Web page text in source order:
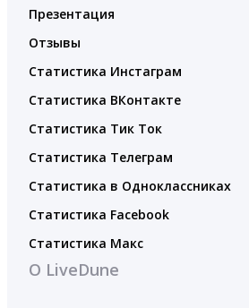
Презентация
Отзывы
Статистика Инстаграм
Статистика ВКонтакте
Статистика Тик Ток
Статистика Телеграм
Статистика в Одноклассниках
Статистика Facebook
Статистика Макс
О LiveDune